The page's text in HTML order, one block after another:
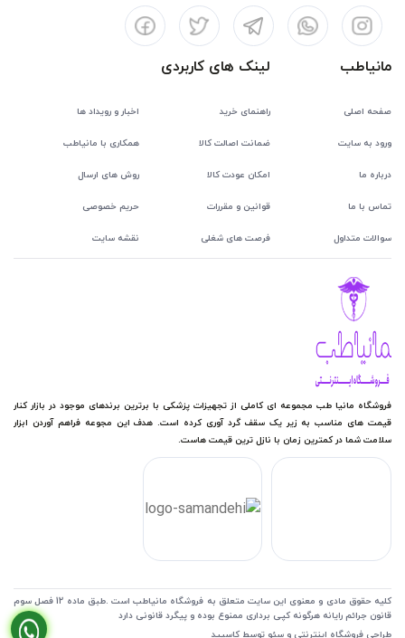
مانیاطب
صفحه اصلی
ورود به سایت
درباره ما
تماس با ما
سوالات متداول
لینک های کاربردی
راهنمای خرید اخبار و رویداد ها
ضمانت اصالت کالا همکاری با مانیاطب
امکان عودت کالا روش های ارسال
قوانین و مقررات حریم خصوصی
فرصت های شغلی نقشه سایت
فروشگاه مانیا طب مجموعه ای کاملی از تجهیزات پزشکی با برترین برندهای موجود در بازار کنار
قیمت های مناسب به زیر یک سقف گرد آوری کرده است. هدف این مجوعه فراهم آوردن ابزار
سلامت شما در کمترین زمان با نازل ترین قیمت هاست.
کلیه حقوق مادی و معنوی این سایت متعلق به فروشگاه مانیاطب است .طبق ماده 12 فصل سوم
قانون جرائم رایانه هرگونه کپی برداری ممنوع بوده و پیگرد قانونی دارد
طراحی فروشگاه اینترنتی و سئو توسط کاسپید